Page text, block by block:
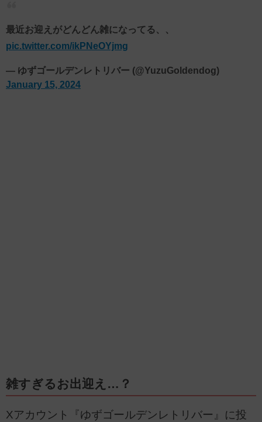
最近お迎えがどんどん雑になってる、、
pic.twitter.com/ikPNeOYjmg
— ゆずゴールデンレトリバー (@YuzuGoldendog)
January 15, 2024
雑すぎるお出迎え…？
Xアカウント『ゆずゴールデンレトリバー』に投